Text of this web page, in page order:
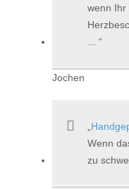
wenn Ihr
Jochen
Wenn
zu